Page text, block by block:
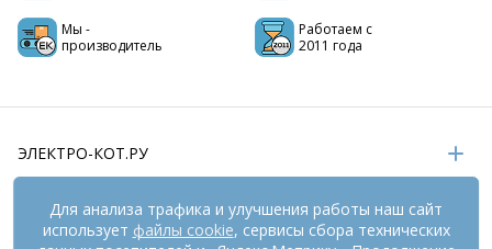
Мы -
производитель
Работаем с
2011 года
ЭЛЕКТРО-КОТ.РУ
ИНФОРМАЦИЯ
Для анализа трафика и улучшения работы наш сайт
использует файлы cookie, сервисы сбора технических